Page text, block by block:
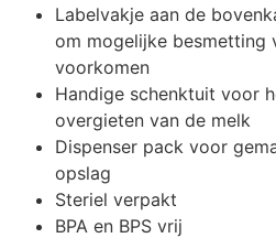
Labelvakje aan de
om mogelijke besmetting
voorkomen
Handige schenktuit voor
overgieten van de melk
Dispenser pack voor
opslag
Steriel verpakt
BPA en BPS vrij